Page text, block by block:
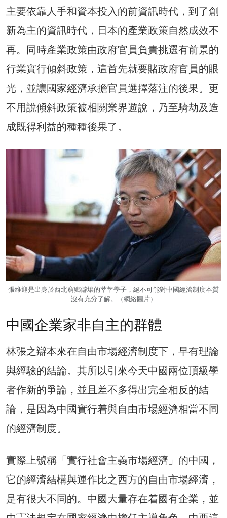
主要依靠人手和資本投入的前資訊時代，到了創
新為主的資訊時代，日本的產業政策自然成效不
再。同時產業政策由政府官員負責挑選有前景的
行業實行傾斜政策，這首先就要賭政府官員的眼
光，並讓國家經濟承擔官員選擇落注的後果。更
不用說傾斜政策被相關業界遊說，乃至騎劫及造
成既得利益的種種後果了。
張維迎是出身於西北窮鄉僻壤的莘莘學子，絕不可能對中國經濟制度本質
沒有充分了解。（網絡圖片）
中國企業家非自主的群體
林張之辯本來在自由市場經濟制度下，早有理論
與經驗的結論。其所以引來今天中國兩位頂級學
者作新的爭論，並且差不多得出完全相反的結
論，是因為中國實行着與自由市場經濟相當不同
的經濟制度。
實際上號稱「實行社會主義市場經濟」的中國，
它的經濟結構與運作比之西方的自由市場經濟，
是有很大不同的。中國大量存在着國有企業，並